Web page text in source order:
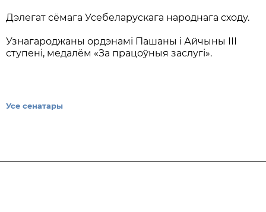
Дэлегат сёмага Усебеларускага народнага сходу.
Узнагароджаны ордэнамі Пашаны і Айчыны ІІІ
ступені, медалём «За працоўныя заслугі».
Усе сенатары